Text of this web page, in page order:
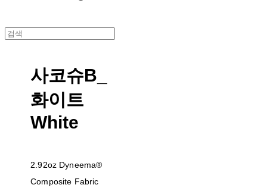
사코슈B_
화이트
White
2.92oz Dyneema®
Composite Fabric